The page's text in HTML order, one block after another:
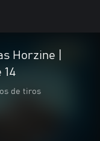
Horzine |
14
de tiros